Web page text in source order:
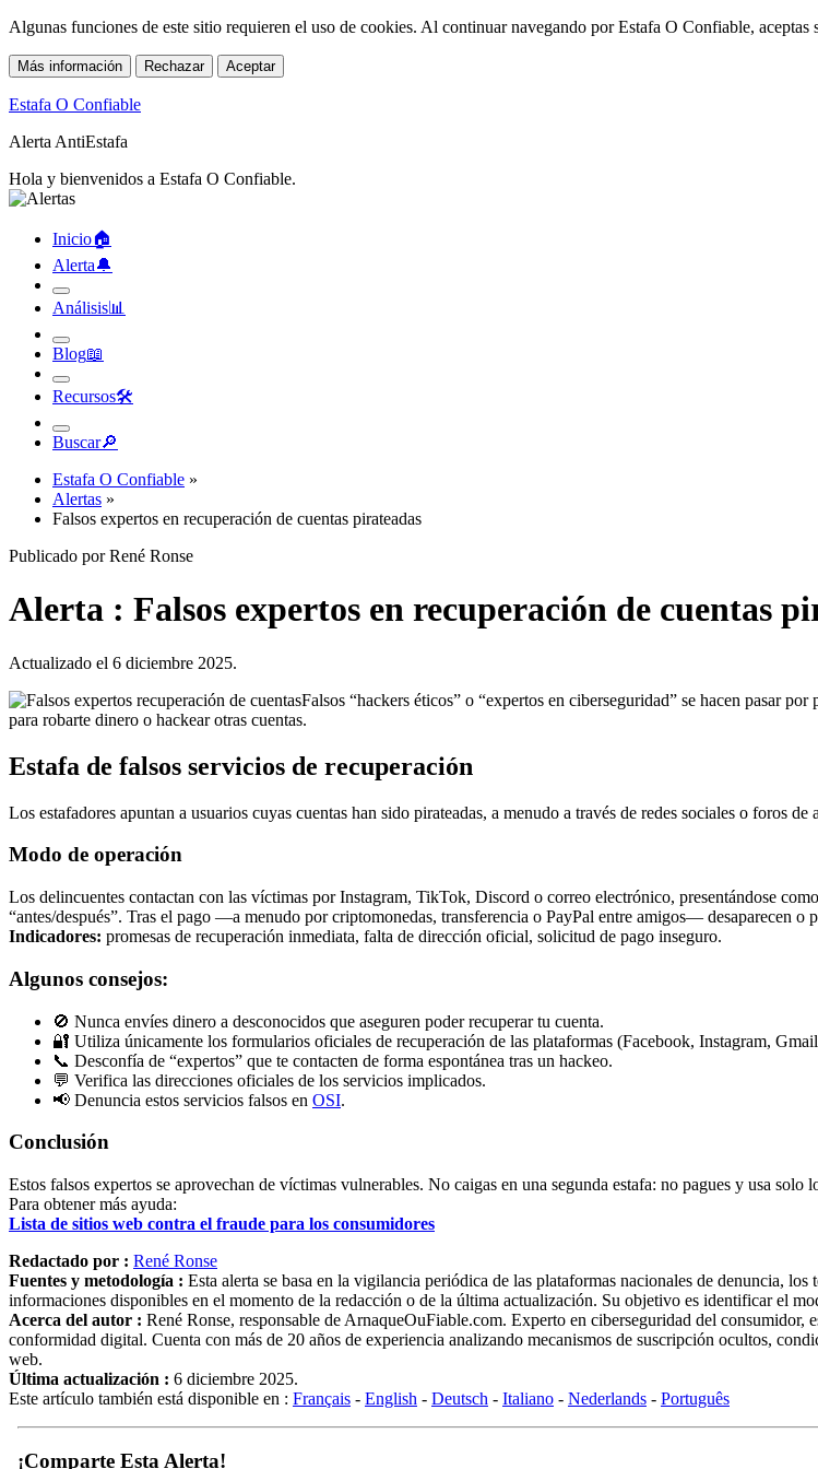
Algunas funciones de este sitio requieren el uso de cookies. Al continuar navegando por Estafa O Confiable, aceptas
Más información Rechazar Aceptar
Estafa O Confiable
Alerta AntiEstafa
Hola y bienvenidos a Estafa O Confiable.
Inicio🏠︎
Alerta🔔︎
Análisis📊︎
Blog📖︎
Recursos🛠︎
Buscar🔎︎
Estafa O Confiable »
Alertas »
Falsos expertos en recuperación de cuentas pirateadas
Publicado por René Ronse
Alerta : Falsos expertos en recuperación de cuentas
Actualizado el 6 diciembre 2025.
Falsos “hackers éticos” o “expertos en ciberseguridad” se hacen pasar
para robarte dinero o hackear otras cuentas.
Estafa de falsos servicios de recuperación
Los estafadores apuntan a usuarios cuyas cuentas han sido pirateadas, a menudo a través de redes sociales o foros
Modo de operación
Los delincuentes contactan con las víctimas por Instagram, TikTok, Discord o correo electrónico, presentándose
“antes/después”. Tras el pago —a menudo por criptomonedas, transferencia o PayPal entre amigos— desaparecen o
Indicadores: promesas de recuperación inmediata, falta de dirección oficial, solicitud de pago inseguro.
Algunos consejos:
🚫 Nunca envíes dinero a desconocidos que aseguren poder recuperar tu cuenta.
🔐 Utiliza únicamente los formularios oficiales de recuperación de las plataformas (Facebook, Instagram,
📞 Desconfía de “expertos” que te contacten de forma espontánea tras un hackeo.
💬 Verifica las direcciones oficiales de los servicios implicados.
📢 Denuncia estos servicios falsos en OSI.
Conclusión
Estos falsos expertos se aprovechan de víctimas vulnerables. No caigas en una segunda estafa: no pagues y usa solo
Para obtener más ayuda:
Lista de sitios web contra el fraude para los consumidores
Redactado por : René Ronse
Fuentes y metodología : Esta alerta se basa en la vigilancia periódica de las plataformas nacionales de denuncia,
informaciones disponibles en el momento de la redacción o de la última actualización. Su objetivo es identificar el
Acerca del autor : René Ronse, responsable de ArnaqueOuFiable.com. Experto en ciberseguridad del
conformidad digital. Cuenta con más de 20 años de experiencia analizando mecanismos de suscripción ocultos,
web.
Última actualización : 6 diciembre 2025.
Este artículo también está disponible en : Français - English - Deutsch - Italiano - Nederlands - Português
¡Comparte Esta Alerta!